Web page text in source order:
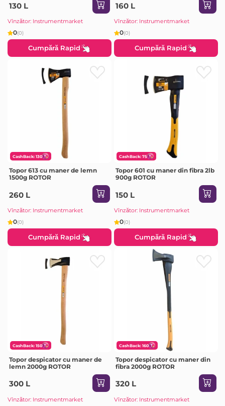
130 L
Vînzător: Instrumentmarket
0(0)
Cumpără Rapid
160 L
Vînzător: Instrumentmarket
0(0)
Cumpără Rapid
CashBack: 130
Topor 613 cu maner de lemn
1500g ROTOR
260 L
Vînzător: Instrumentmarket
0(0)
Cumpără Rapid
CashBack: 75
Topor 601 cu maner din fibra 2lb
900g ROTOR
150 L
Vînzător: Instrumentmarket
0(0)
Cumpără Rapid
CashBack: 150
Topor despicator cu maner de
lemn 2000g ROTOR
300 L
Vînzător: Instrumentmarket
CashBack: 160
Topor despicator cu maner din
fibra 2000g ROTOR
320 L
Vînzător: Instrumentmarket